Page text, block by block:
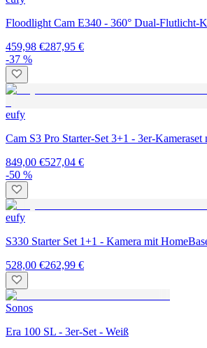
Floodlight Cam E340 - 360° Dual-Flutlicht-
459,98 €287,95 €
-37 %
eufy
Cam S3 Pro Starter-Set 3+1 - 3er-Kameraset
849,00 €527,04 €
-50 %
eufy
S330 Starter Set 1+1 - Kamera mit
528,00 €262,99 €
Sonos
Era 100 SL - 3er-Set - Weiß